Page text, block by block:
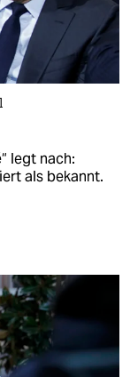
legt nach:
als bekannt.